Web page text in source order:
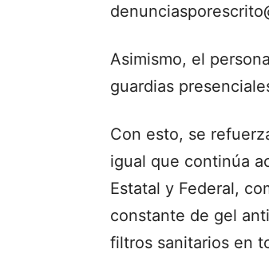
Asimismo, el
guardias
Con esto, se
igual que continúa
Estatal y Federal,
constante de gel
filtros sanitarios en